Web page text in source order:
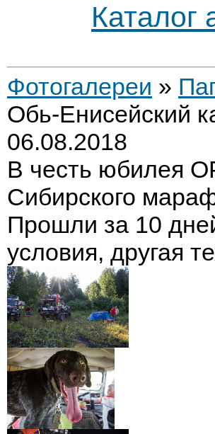
Каталог
Фотогалереи »
Обь-Енисейский
06.08.2018
В честь юбилея
Сибирского
Прошли за 10
условия, другая